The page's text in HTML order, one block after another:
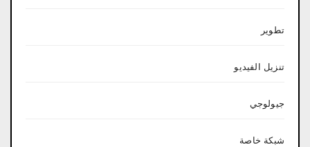
تطوير
تنزيل الفيديو
جيولوجي
شبكة خاصة